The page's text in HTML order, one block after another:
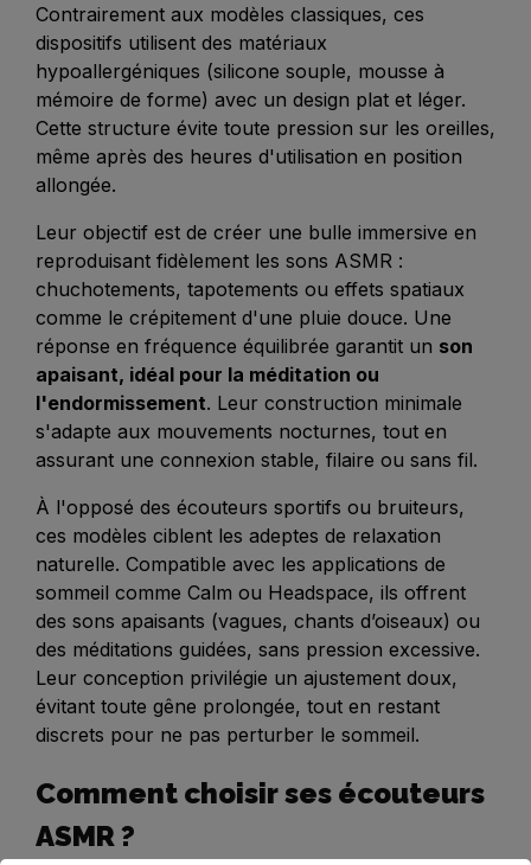
Contrairement aux modèles classiques, ces
dispositifs utilisent des matériaux
hypoallergéniques (silicone souple, mousse à
mémoire de forme) avec un design plat et léger.
Cette structure évite toute pression sur les oreilles,
même après des heures d'utilisation en position
allongée.
Leur objectif est de créer une bulle immersive en
reproduisant fidèlement les sons ASMR :
chuchotements, tapotements ou effets spatiaux
comme le crépitement d'une pluie douce. Une
réponse en fréquence équilibrée garantit un son
apaisant, idéal pour la méditation ou
l'endormissement. Leur construction minimale
s'adapte aux mouvements nocturnes, tout en
assurant une connexion stable, filaire ou sans fil.
À l'opposé des écouteurs sportifs ou bruiteurs,
ces modèles ciblent les adeptes de relaxation
naturelle. Compatible avec les applications de
sommeil comme Calm ou Headspace, ils offrent
des sons apaisants (vagues, chants d’oiseaux) ou
des méditations guidées, sans pression excessive.
Leur conception privilégie un ajustement doux,
évitant toute gêne prolongée, tout en restant
discrets pour ne pas perturber le sommeil.
Comment choisir ses écouteurs
ASMR ?